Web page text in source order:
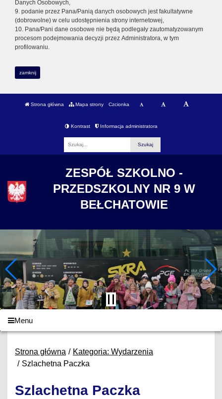
Danych Osobowych,
9. podanie przez Pana/Panią danych osobowych jest fakultatywne
(dobrowolne) w celu udostępnienia strony internetowej,
10. Pana/Pani dane osobowe nie będą podlegały zautomatyzowanym
procesom podejmowania decyzji przez Administratora, w tym
profilowaniu.
zamknij
Strona główna Mapa strony Czcionka
Kontrast Informacja administratora
ZESPÓŁ SZKOLNO -
PRZEDSZKOLNY NR 9 W
BEŁCHATOWIE
Menu
Strona główna
Kategoria: Wydarzenia
Szlachetna Paczka
Szlachetna Paczka